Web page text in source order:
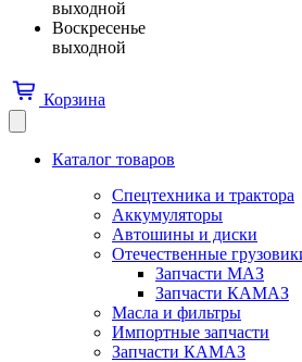
выходной
Воскресенье
выходной
Корзина
Каталог товаров
Спецтехника и трактора
Аккумуляторы
Автошины и диски
Отечественные
Запчасти МАЗ
Запчасти КАМАЗ
Масла и фильтры
Импортные запчасти
Запчасти КАМАЗ